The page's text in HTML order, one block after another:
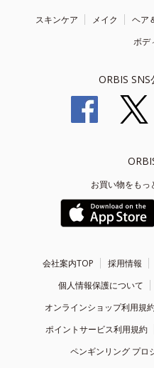
スキンケア メイク ヘア
ボデ
ORBIS
お買い物をもっ
会社案内TOP 採用情報
個人情報保護について
オンラインショップ利用規
ポイントサービス利用規約
ペンギンリング プロ